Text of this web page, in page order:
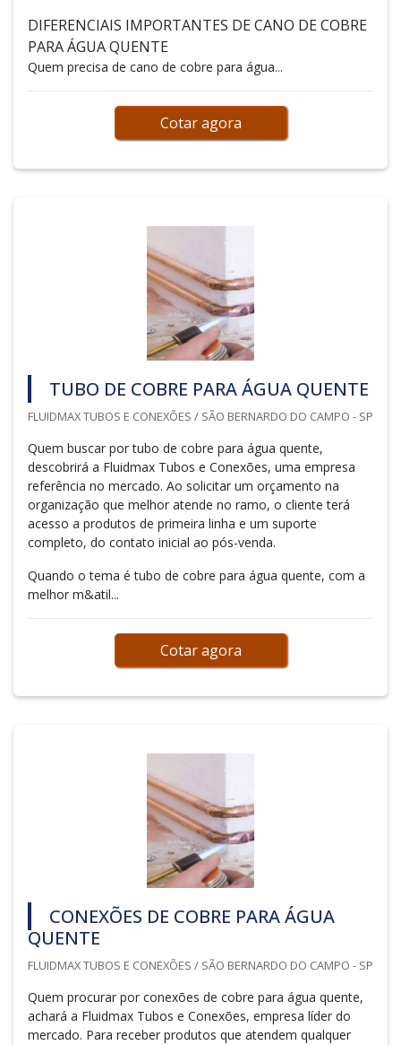
DIFERENCIAIS IMPORTANTES DE CANO DE COBRE
PARA ÁGUA QUENTE
Quem precisa de cano de cobre para água...
Cotar agora
TUBO DE COBRE PARA ÁGUA QUENTE
FLUIDMAX TUBOS E CONEXÕES / SÃO BERNARDO DO CAMPO - SP
Quem buscar por tubo de cobre para água quente,
descobrirá a Fluidmax Tubos e Conexões, uma empresa
referência no mercado. Ao solicitar um orçamento na
organização que melhor atende no ramo, o cliente terá
acesso a produtos de primeira linha e um suporte
completo, do contato inicial ao pós-venda.
Quando o tema é tubo de cobre para água quente, com a
melhor m&atil...
Cotar agora
CONEXÕES DE COBRE PARA ÁGUA
QUENTE
FLUIDMAX TUBOS E CONEXÕES / SÃO BERNARDO DO CAMPO - SP
Quem procurar por conexões de cobre para água quente,
achará a Fluidmax Tubos e Conexões, empresa líder do
mercado. Para receber produtos que atendem qualquer